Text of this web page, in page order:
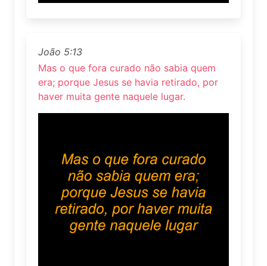
João 5:13
Mas o que fora curado não sabia quem
era; porque Jesus se havia retirado, por
haver muita gente naquele lugar.